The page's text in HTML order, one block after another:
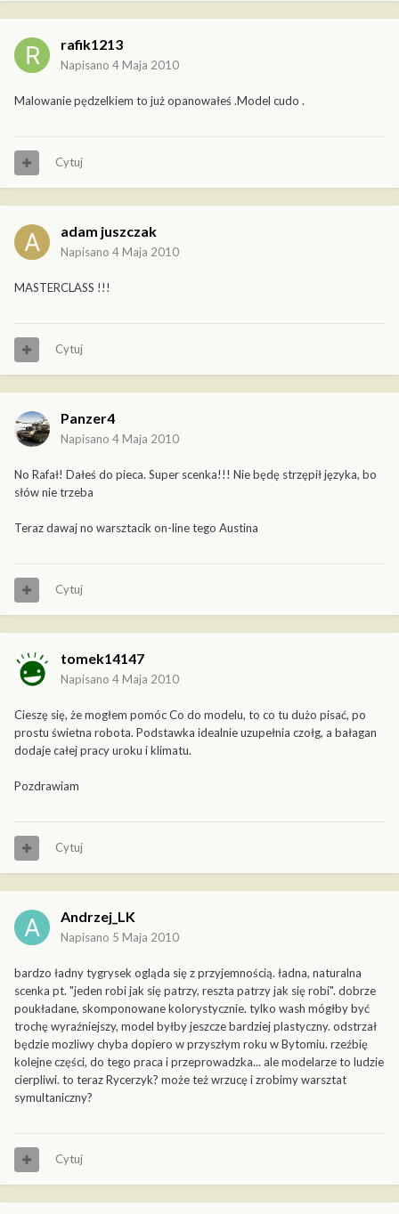
rafik1213
Napisano 4 Maja 2010
Malowanie pędzelkiem to już opanowałeś .Model cudo .
Cytuj
adam juszczak
Napisano 4 Maja 2010
MASTERCLASS !!!
Cytuj
Panzer4
Napisano 4 Maja 2010
No Rafał! Dałeś do pieca. Super scenka!!! Nie będę strzępił języka, bo
słów nie trzeba
Teraz dawaj no warsztacik on-line tego Austina
Cytuj
tomek14147
Napisano 4 Maja 2010
Cieszę się, że mogłem pomóc Co do modelu, to co tu dużo pisać, po
prostu świetna robota. Podstawka idealnie uzupełnia czołg, a bałagan
dodaje całej pracy uroku i klimatu.
Pozdrawiam
Cytuj
Andrzej_LK
Napisano 5 Maja 2010
bardzo ładny tygrysek ogląda się z przyjemnością. ładna, naturalna
scenka pt. "jeden robi jak się patrzy, reszta patrzy jak się robi". dobrze
poukładane, skomponowane kolorystycznie. tylko wash mógłby być
trochę wyraźniejszy, model byłby jeszcze bardziej plastyczny. odstrzał
będzie mozliwy chyba dopiero w przyszłym roku w Bytomiu. rzeźbię
kolejne części, do tego praca i przeprowadzka... ale modelarze to ludzie
cierpliwi. to teraz Rycerzyk? może też wrzucę i zrobimy warsztat
symultaniczny?
Cytuj